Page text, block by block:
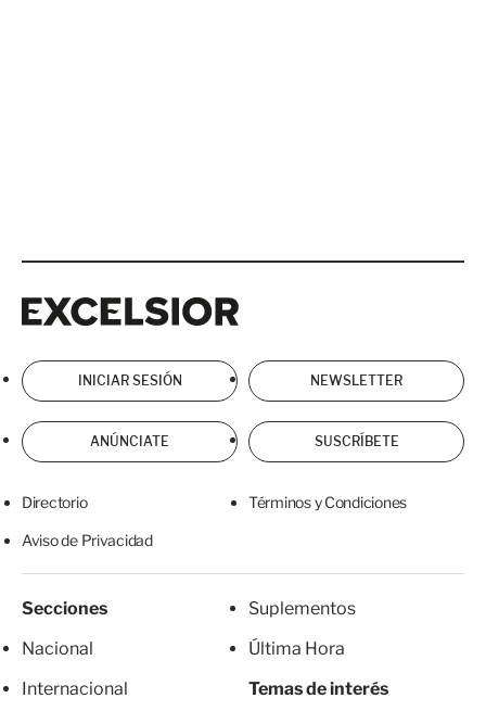
INICIAR SESIÓN NEWSLETTER
ANÚNCIATE SUSCRÍBETE
Directorio Términos y Condiciones
Aviso de Privacidad
Secciones
Nacional
Internacional
Suplementos
Última Hora
Temas de interés